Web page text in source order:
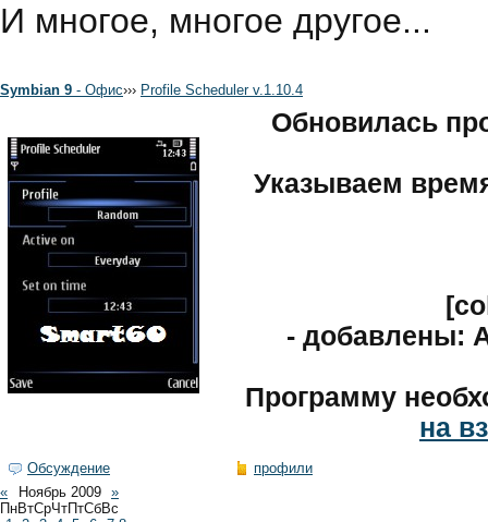
И многое, многое другое...
Symbian 9 - Офис››› Profile Scheduler v.1.10.4
Обновилась
Указываем
- добавлены:
Программу
на
Обсуждение
профили
«
Ноябрь 2009
»
ПнВтСрЧтПтСбВс